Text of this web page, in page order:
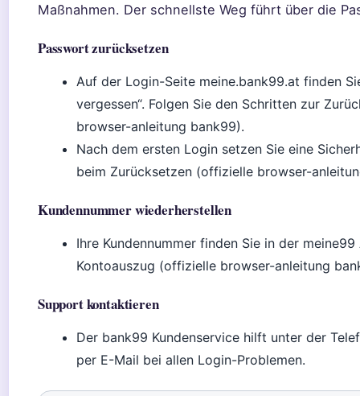
Maßnahmen. Der schnellste Weg führt über die
Passwort zurücksetzen
Auf der Login-Seite meine.bank99.at finden
vergessen“. Folgen Sie den Schritten zur
browser-anleitung bank99).
Nach dem ersten Login setzen Sie eine
beim Zurücksetzen (offizielle browser-
Kundennummer wiederherstellen
Ihre Kundennummer finden Sie in der
Kontoauszug (offizielle browser-anleitung
Support kontaktieren
Der bank99 Kundenservice hilft unter der
per E-Mail bei allen Login-Problemen.